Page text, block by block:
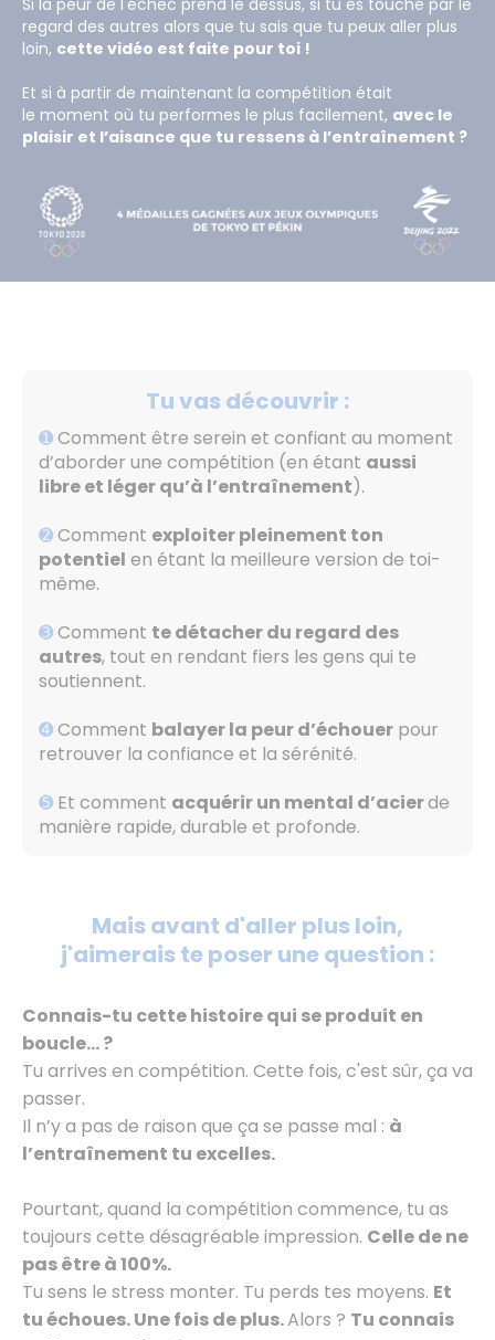
regard des autres alors que tu sais que tu peux aller plus
loin, cette vidéo est faite pour toi !
Et si à partir de maintenant la compétition était
le moment où tu performes le plus facilement, avec le
plaisir et l’aisance que tu ressens à l’entraînement ?
Tu vas découvrir :
➊Comment être serein et confiant au moment
d’aborder une compétition (en étant aussi
libre et léger qu’à l’entraînement).
➋Comment exploiter pleinement ton
potentiel en étant la meilleure version de toi-
même.
➌Comment te détacher du regard des
autres, tout en rendant fiers les gens qui te
soutiennent.
➍Comment balayer la peur d’échouer pour
retrouver la confiance et la sérénité.
➎ Et comment acquérir un mental d’acierde
manière rapide, durable et profonde.
Mais avant d'aller plus loin,
j'aimerais te poser une question :
Connais-tu cette histoire qui se produit en
boucle… ?
Tu arrives en compétition. Cette fois, c'est sûr, ça va
passer.
Il n’y a pas de raison que ça se passe mal : à
l’entraînement tu excelles.
Pourtant, quand la compétition commence, tu as
toujours cette désagréable impression. Celle de ne
pas être à 100%.
Tu sens le stress monter. Tu perds tes moyens. Et
tu échoues. Une fois de plus.Alors ? Tu connais